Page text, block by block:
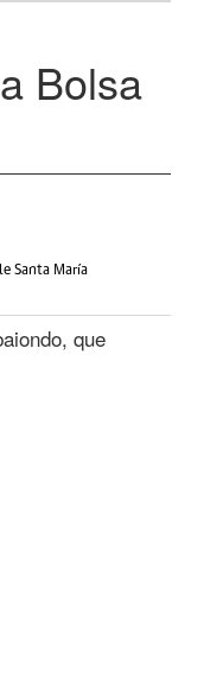
Bolsa
Santa María
que